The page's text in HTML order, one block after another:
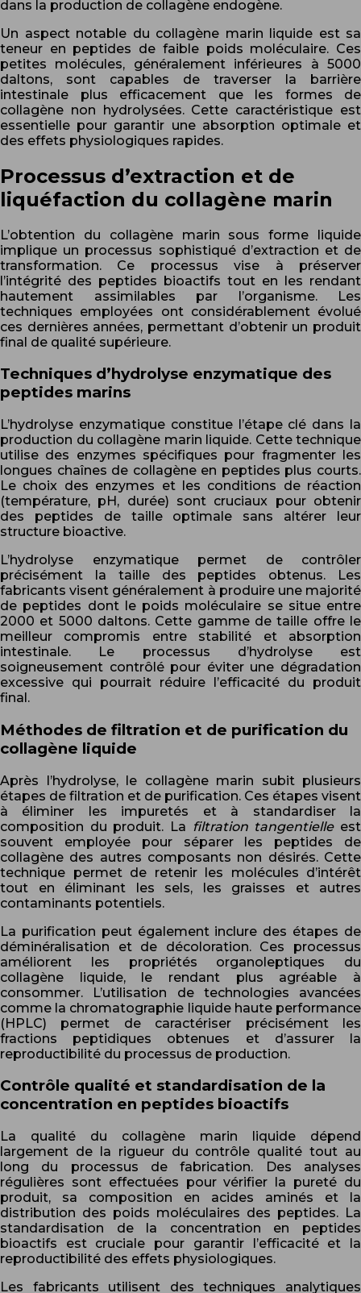
dans la production de collagène endogène.
Un aspect notable du collagène marin liquide est sa
teneur en peptides de faible poids moléculaire. Ces
petites molécules, généralement inférieures à 5000
daltons, sont capables de traverser la barrière
intestinale plus efficacement que les formes de
collagène non hydrolysées. Cette caractéristique est
essentielle pour garantir une absorption optimale et
des effets physiologiques rapides.
Processus d’extraction et de
liquéfaction du collagène marin
L’obtention du collagène marin sous forme liquide
implique un processus sophistiqué d’extraction et de
transformation. Ce processus vise à préserver
l’intégrité des peptides bioactifs tout en les rendant
hautement assimilables par l’organisme. Les
techniques employées ont considérablement évolué
ces dernières années, permettant d’obtenir un produit
final de qualité supérieure.
Techniques d’hydrolyse enzymatique des
peptides marins
L’hydrolyse enzymatique constitue l’étape clé dans la
production du collagène marin liquide. Cette technique
utilise des enzymes spécifiques pour fragmenter les
longues chaînes de collagène en peptides plus courts.
Le choix des enzymes et les conditions de réaction
(température, pH, durée) sont cruciaux pour obtenir
des peptides de taille optimale sans altérer leur
structure bioactive.
L’hydrolyse enzymatique permet de contrôler
précisément la taille des peptides obtenus. Les
fabricants visent généralement à produire une majorité
de peptides dont le poids moléculaire se situe entre
2000 et 5000 daltons. Cette gamme de taille offre le
meilleur compromis entre stabilité et absorption
intestinale. Le processus d’hydrolyse est
soigneusement contrôlé pour éviter une dégradation
excessive qui pourrait réduire l’efficacité du produit
final.
Méthodes de filtration et de purification du
collagène liquide
Après l’hydrolyse, le collagène marin subit plusieurs
étapes de filtration et de purification. Ces étapes visent
à éliminer les impuretés et à standardiser la
composition du produit. La filtration tangentielle est
souvent employée pour séparer les peptides de
collagène des autres composants non désirés. Cette
technique permet de retenir les molécules d’intérêt
tout en éliminant les sels, les graisses et autres
contaminants potentiels.
La purification peut également inclure des étapes de
déminéralisation et de décoloration. Ces processus
améliorent les propriétés organoleptiques du
collagène liquide, le rendant plus agréable à
consommer. L’utilisation de technologies avancées
comme la chromatographie liquide haute performance
(HPLC) permet de caractériser précisément les
fractions peptidiques obtenues et d’assurer la
reproductibilité du processus de production.
Contrôle qualité et standardisation de la
concentration en peptides bioactifs
La qualité du collagène marin liquide dépend
largement de la rigueur du contrôle qualité tout au
long du processus de fabrication. Des analyses
régulières sont effectuées pour vérifier la pureté du
produit, sa composition en acides aminés et la
distribution des poids moléculaires des peptides. La
standardisation de la concentration en peptides
bioactifs est cruciale pour garantir l’efficacité et la
reproductibilité des effets physiologiques.
Les fabricants utilisent des techniques analytiques